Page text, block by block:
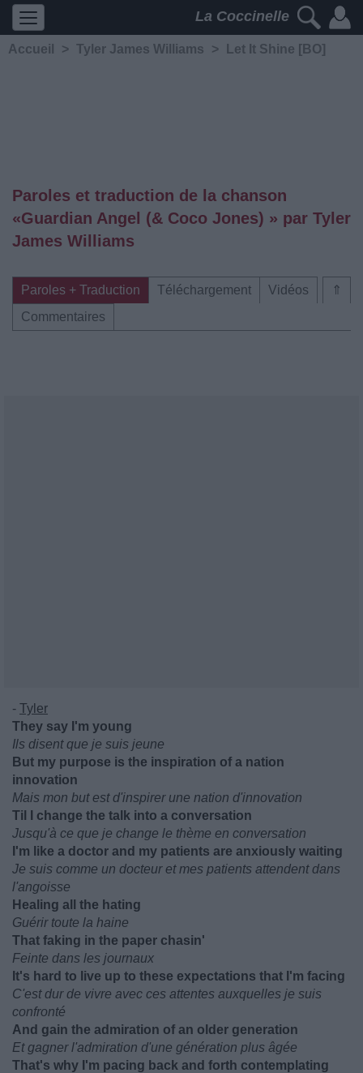
La Coccinelle
Accueil > Tyler James Williams > Let It Shine [BO]
Paroles et traduction de la chanson
«Guardian Angel (& Coco Jones) » par Tyler
James Williams
⇑
Paroles + Traduction Téléchargement
Vidéos
Commentaires
- Tyler
They say I'm young
Ils disent que je suis jeune
But my purpose is the inspiration of a nation
innovation
Mais mon but est d'inspirer une nation d'innovation
Til I change the talk into a conversation
Jusqu'à ce que je change le thème en conversation
I'm like a doctor and my patients are anxiously waiting
Je suis comme un docteur et mes patients attendent dans
l'angoisse
Healing all the hating
Guérir toute la haine
That faking in the paper chasin'
Feinte dans les journaux
It's hard to live up to these expectations that I'm facing
C'est dur de vivre avec ces attentes auxquelles je suis
confronté
And gain the admiration of an older generation
Et gagner l'admiration d'une génération plus âgée
That's why I'm pacing back and forth contemplating